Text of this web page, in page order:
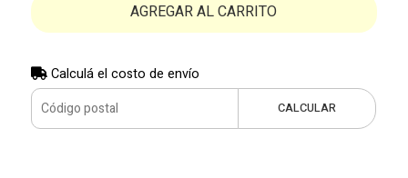
AGREGAR AL CARRITO
Calculá el costo de envío
CALCULAR